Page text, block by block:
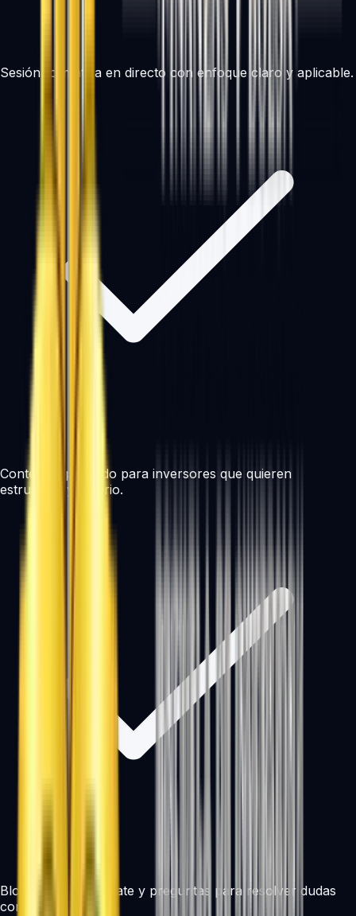
Sesión formativa en directo con enfoque claro y aplicable.
Contenido pensado para inversores que quieren
estructura y criterio.
Bloque final de debate y preguntas para resolver dudas
concretas.